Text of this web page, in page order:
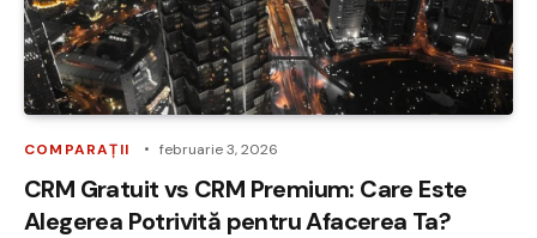
COMPARAȚII februarie 3, 2026
CRM Gratuit vs CRM Premium: Care Este
Alegerea Potrivită pentru Afacerea Ta?